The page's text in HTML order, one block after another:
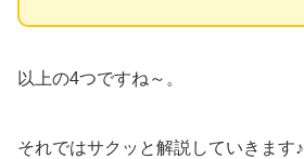
以上の4つですね～。
それではサクッと解説していきます♪